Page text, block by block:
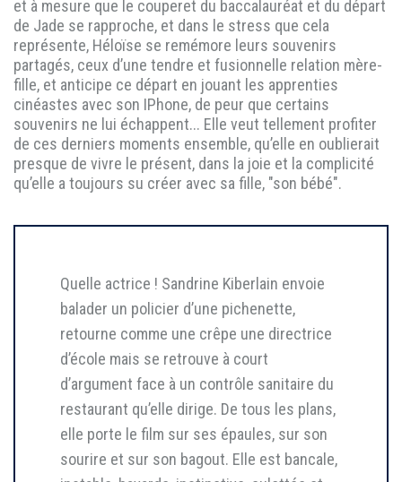
et à mesure que le couperet du baccalauréat et du départ
de Jade se rapproche, et dans le stress que cela
représente, Héloïse se remémore leurs souvenirs
partagés, ceux d’une tendre et fusionnelle relation mère-
fille, et anticipe ce départ en jouant les apprenties
cinéastes avec son IPhone, de peur que certains
souvenirs ne lui échappent... Elle veut tellement profiter
de ces derniers moments ensemble, qu’elle en oublierait
presque de vivre le présent, dans la joie et la complicité
qu’elle a toujours su créer avec sa fille, "son bébé".
Quelle actrice ! Sandrine Kiberlain envoie
balader un policier d’une pichenette,
retourne comme une crêpe une directrice
d’école mais se retrouve à court
d’argument face à un contrôle sanitaire du
restaurant qu’elle dirige. De tous les plans,
elle porte le film sur ses épaules, sur son
sourire et sur son bagout. Elle est bancale,